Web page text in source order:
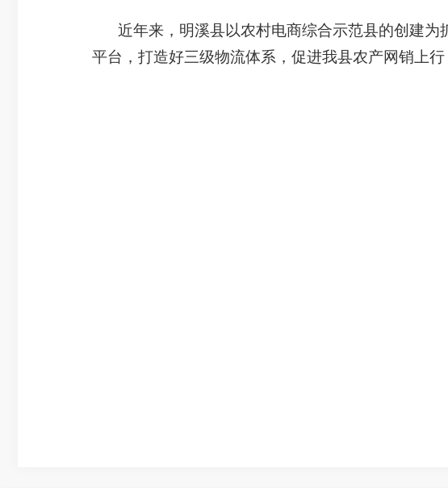
近年来，明溪县以农村电商综合示范县的创建
平台，打造好三级物流体系，促进我县农产网销上